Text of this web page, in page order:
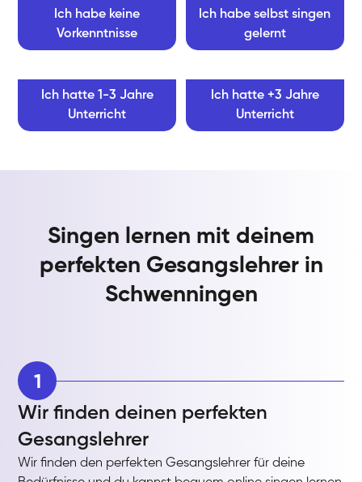
Ich habe keine
Vorkenntnisse
Ich habe selbst singen
gelernt
Ich hatte 1-3 Jahre
Unterricht
Ich hatte +3 Jahre
Unterricht
Singen lernen mit deinem
perfekten Gesangslehrer in
Schwenningen
1
Wir finden deinen perfekten
Gesangslehrer
Wir finden den perfekten Gesangslehrer für deine